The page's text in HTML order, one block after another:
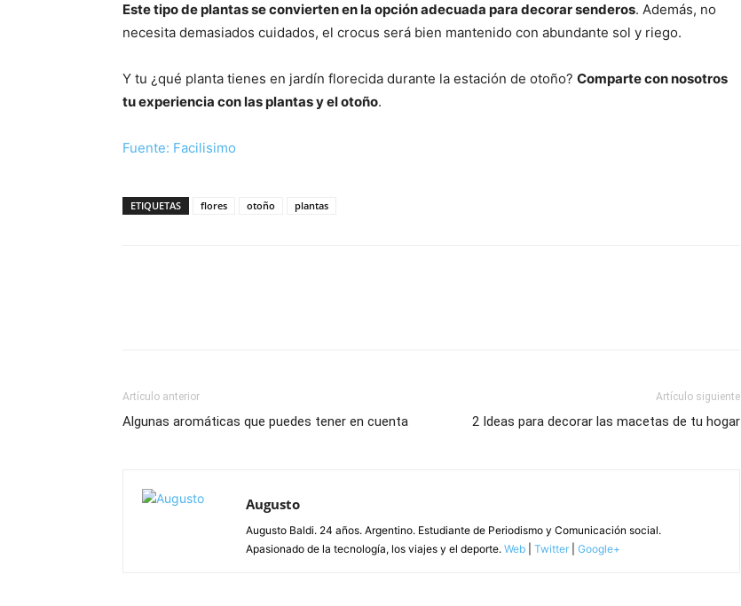
Este tipo de plantas se convierten en la opción adecuada para decorar senderos. Además, no
necesita demasiados cuidados, el crocus será bien mantenido con abundante sol y riego.
Y tu ¿qué planta tienes en jardín florecida durante la estación de otoño? Comparte con nosotros
tu experiencia con las plantas y el otoño.
Fuente: Facilisimo
ETIQUETAS flores otoño plantas
Artículo anterior
Algunas aromáticas que puedes tener en cuenta
Artículo siguiente
2 Ideas para decorar las macetas de tu hogar
Augusto
Augusto Baldi. 24 años. Argentino. Estudiante de Periodismo y Comunicación social.
Apasionado de la tecnología, los viajes y el deporte. Web Twitter Google+